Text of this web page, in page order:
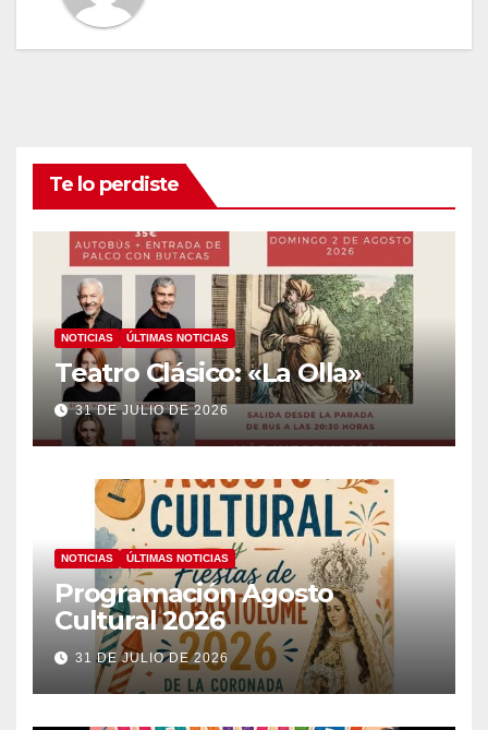
Te lo perdiste
NOTICIAS ÚLTIMAS NOTICIAS
Teatro Clásico: «La Olla»
31 DE JULIO DE 2026
NOTICIAS ÚLTIMAS NOTICIAS
Programación Agosto
Cultural 2026
31 DE JULIO DE 2026